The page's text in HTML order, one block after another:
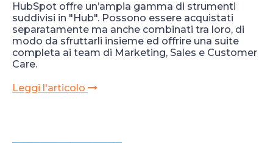
HubSpot offre un’ampia gamma di strumenti
suddivisi in "Hub". Possono essere acquistati
separatamente ma anche combinati tra loro, di
modo da sfruttarli insieme ed offrire una suite
completa ai team di Marketing, Sales e Customer
Care.
Leggi l'articolo